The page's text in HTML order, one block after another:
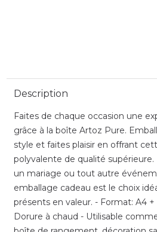
Description
Faites de chaque occasion une
grâce à la boîte Artoz Pure.
style et faites plaisir en offrant
polyvalente de qualité supérieure.
un mariage ou tout autre
emballage cadeau est le choix
présents en valeur. - Format: A4 +
Dorure à chaud - Utilisable